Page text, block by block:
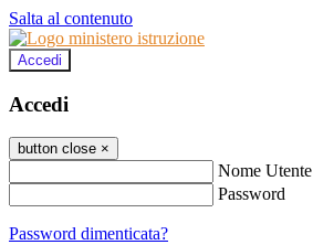
Salta al contenuto
Accedi
Accedi
button close ×
Nome Utente
Password
Password dimenticata?